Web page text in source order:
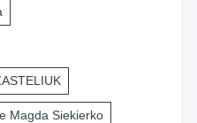
Magda Siekierko